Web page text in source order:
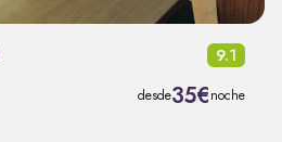
9.1
desde35€noche